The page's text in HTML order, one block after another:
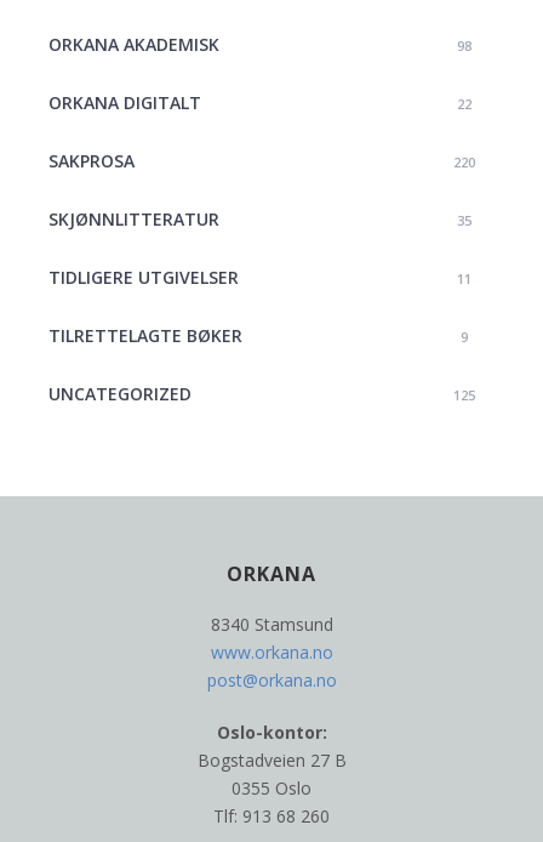
ORKANA AKADEMISK 98
ORKANA DIGITALT 22
SAKPROSA 220
SKJØNNLITTERATUR 35
TIDLIGERE UTGIVELSER 11
TILRETTELAGTE BØKER 9
UNCATEGORIZED 125
ORKANA
8340 Stamsund
www.orkana.no
post@orkana.no
Oslo-kontor:
Bogstadveien 27 B
0355 Oslo
Tlf: 913 68 260